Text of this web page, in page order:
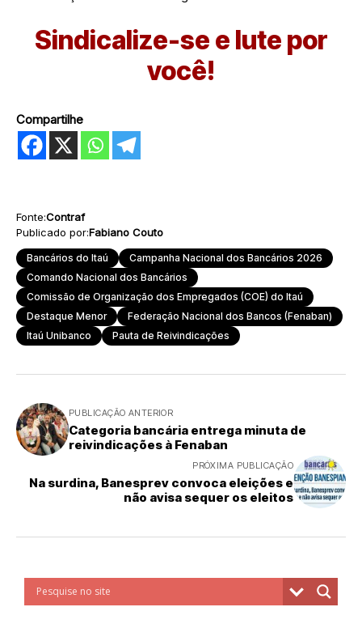
Sindicalize-se e lute por
você!
Compartilhe
Fonte:Contraf
Publicado por:Fabiano Couto
Bancários do Itaú
Campanha Nacional dos Bancários 2026
Comando Nacional dos Bancários
Comissão de Organização dos Empregados (COE) do Itaú
Destaque Menor
Federação Nacional dos Bancos (Fenaban)
Itaú Unibanco
Pauta de Reivindicações
PUBLICAÇÃO ANTERIOR
Categoria bancária entrega minuta de
reivindicações à Fenaban
PRÓXIMA PUBLICAÇÃO
Na surdina, Banesprev convoca eleições e
não avisa sequer os eleitos